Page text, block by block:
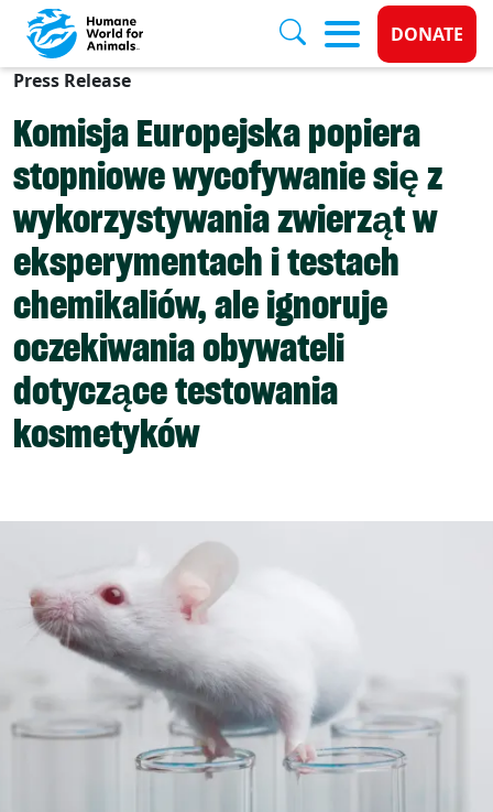
Skip to main content
Donate
DONATE
Press Release
Komisja Europejska popiera
stopniowe wycofywanie się z
wykorzystywania zwierząt w
eksperymentach i testach
chemikaliów, ale ignoruje
oczekiwania obywateli
dotyczące testowania
kosmetyków